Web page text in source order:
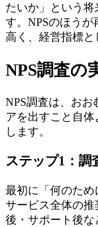
たいか」という
す。NPSのほう
高く、経営指標と
NPS調査の
NPS調査は、おお
アを出すこと自
します。
ステップ1：調
最初に「何のため
サービス全体の推
後・サポート後